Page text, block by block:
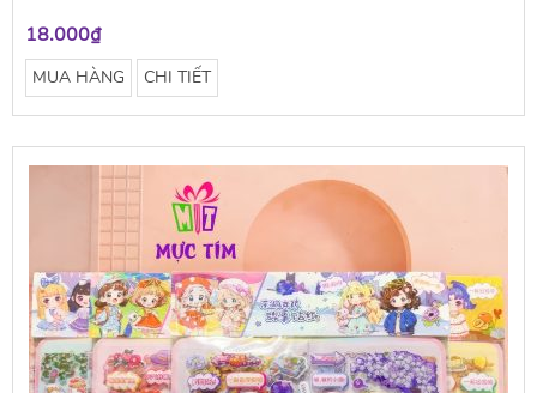
18.000₫
MUA HÀNG CHI TIẾT